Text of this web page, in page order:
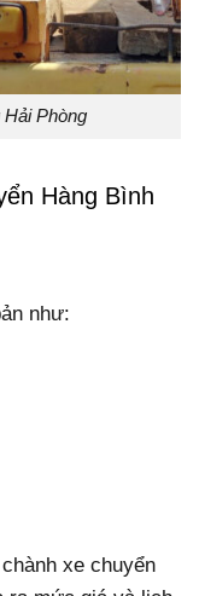
Phòng
Hàng Bình
như:
xe chuyển